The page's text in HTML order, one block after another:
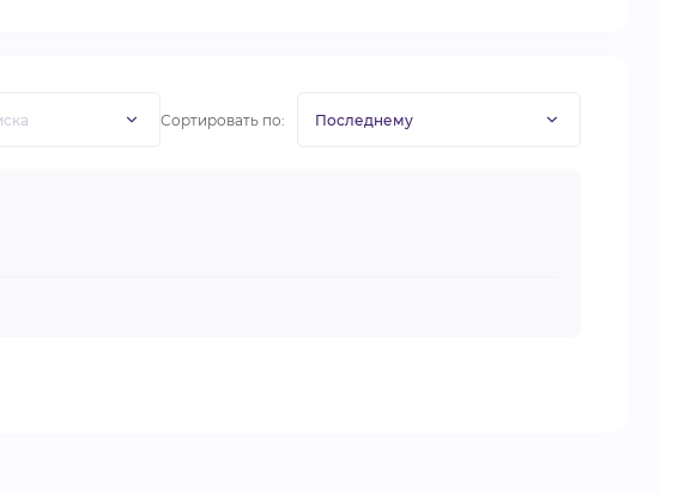
Сортировать по: